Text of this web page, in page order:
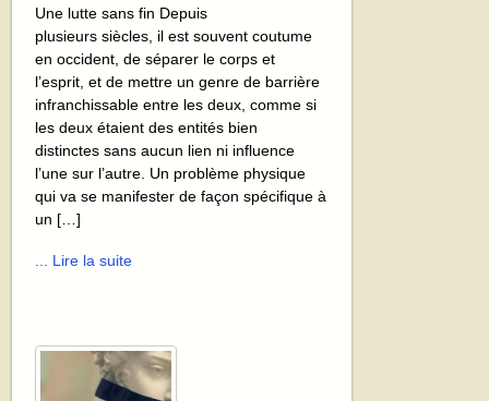
Une lutte sans fin Depuis
plusieurs siècles, il est souvent coutume
en occident, de séparer le corps et
l’esprit, et de mettre un genre de barrière
infranchissable entre les deux, comme si
les deux étaient des entités bien
distinctes sans aucun lien ni influence
l’une sur l’autre. Un problème physique
qui va se manifester de façon spécifique à
un […]
... Lire la suite